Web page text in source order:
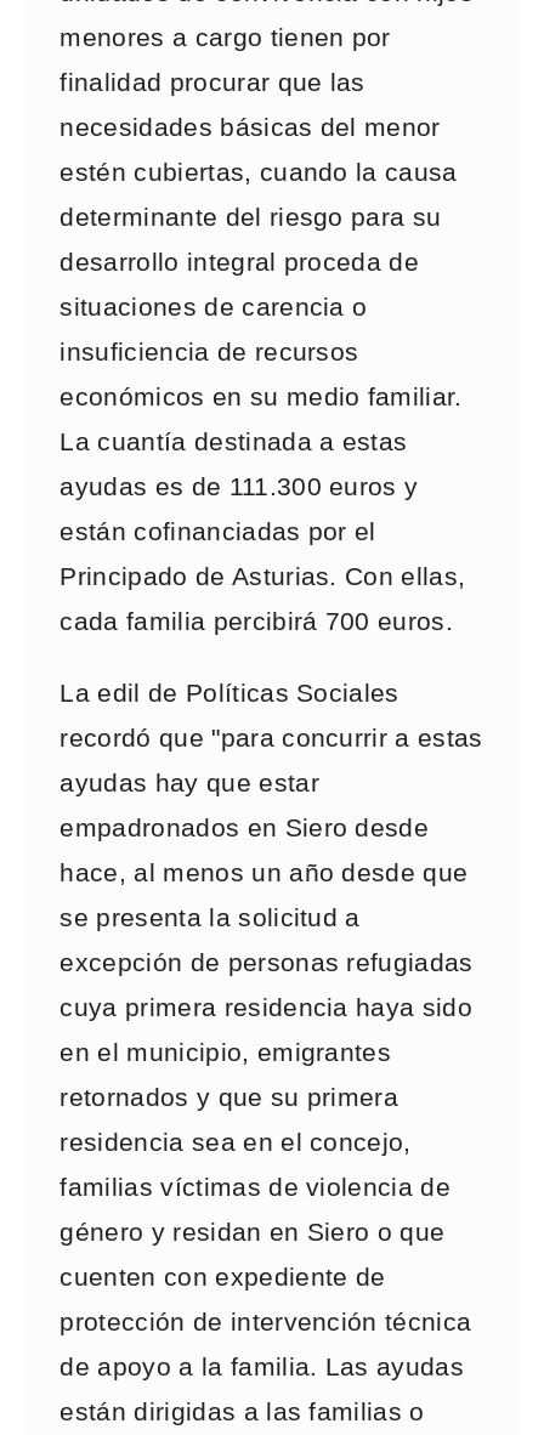
menores a cargo tienen por
finalidad procurar que las
necesidades básicas del menor
estén cubiertas, cuando la causa
determinante del riesgo para su
desarrollo integral proceda de
situaciones de carencia o
insuficiencia de recursos
económicos en su medio familiar.
La cuantía destinada a estas
ayudas es de 111.300 euros y
están cofinanciadas por el
Principado de Asturias. Con ellas,
cada familia percibirá 700 euros.
La edil de Políticas Sociales
recordó que "para concurrir a estas
ayudas hay que estar
empadronados en Siero desde
hace, al menos un año desde que
se presenta la solicitud a
excepción de personas refugiadas
cuya primera residencia haya sido
en el municipio, emigrantes
retornados y que su primera
residencia sea en el concejo,
familias víctimas de violencia de
género y residan en Siero o que
cuenten con expediente de
protección de intervención técnica
de apoyo a la familia. Las ayudas
están dirigidas a las familias o